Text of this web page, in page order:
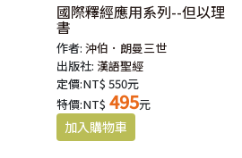
國際釋經應用系列--但以理
書
作者:沖伯．朗曼三世
出版社: 漢語聖經
定價:NT$ 550元
特價:NT$ 495元